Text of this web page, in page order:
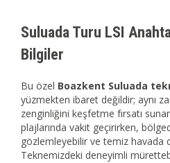
Suluada Turu LSI
Bilgiler
Bu özel Boazkent Suluada
yüzmekten ibaret değildir; aynı
zenginliğini keşfetme fırsatı
plajlarında vakit geçirirken,
gözlemleyebilir ve temiz havada
Teknemizdeki deneyimli